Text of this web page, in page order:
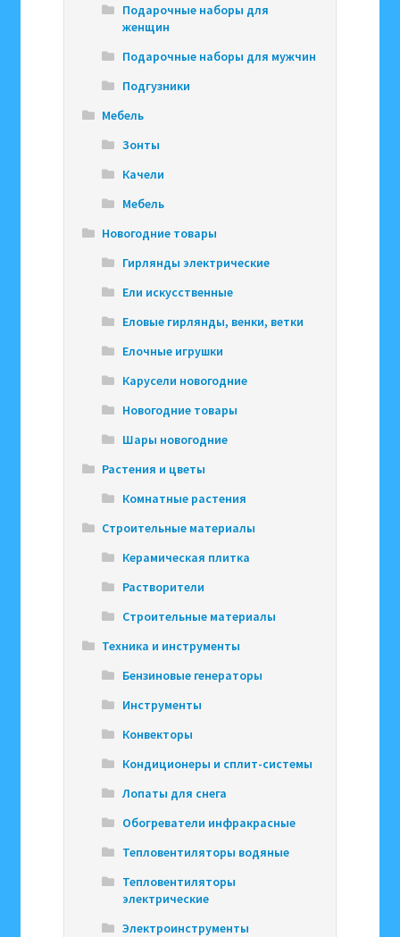
Подарочные наборы для
женщин
Подарочные наборы для мужчин
Подгузники
Мебель
Зонты
Качели
Мебель
Новогодние товары
Гирлянды электрические
Ели искусственные
Еловые гирлянды, венки, ветки
Елочные игрушки
Карусели новогодние
Новогодние товары
Шары новогодние
Растения и цветы
Комнатные растения
Строительные материалы
Керамическая плитка
Растворители
Строительные материалы
Техника и инструменты
Бензиновые генераторы
Инструменты
Конвекторы
Кондиционеры и сплит-системы
Лопаты для снега
Обогреватели инфракрасные
Тепловентиляторы водяные
Тепловентиляторы
электрические
Электроинструменты